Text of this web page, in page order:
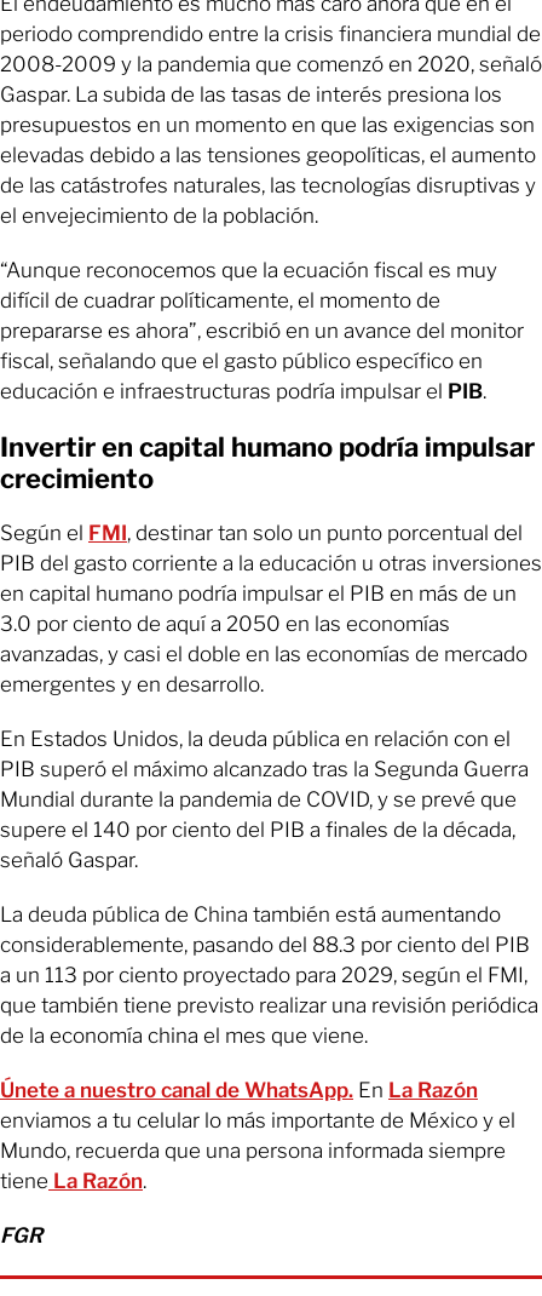
periodo comprendido entre la crisis financiera mundial de
2008-2009 y la pandemia que comenzó en 2020, señaló
Gaspar. La subida de las tasas de interés presiona los
presupuestos en un momento en que las exigencias son
elevadas debido a las tensiones geopolíticas, el aumento
de las catástrofes naturales, las tecnologías disruptivas y
el envejecimiento de la población.
“Aunque reconocemos que la ecuación fiscal es muy
difícil de cuadrar políticamente, el momento de
prepararse es ahora”, escribió en un avance del monitor
fiscal, señalando que el gasto público específico en
educación e infraestructuras podría impulsar el PIB.
Invertir en capital humano podría impulsar
crecimiento
Según el FMI, destinar tan solo un punto porcentual del
PIB del gasto corriente a la educación u otras inversiones
en capital humano podría impulsar el PIB en más de un
3.0 por ciento de aquí a 2050 en las economías
avanzadas, y casi el doble en las economías de mercado
emergentes y en desarrollo.
En Estados Unidos, la deuda pública en relación con el
PIB superó el máximo alcanzado tras la Segunda Guerra
Mundial durante la pandemia de COVID, y se prevé que
supere el 140 por ciento del PIB a finales de la década,
señaló Gaspar.
La deuda pública de China también está aumentando
considerablemente, pasando del 88.3 por ciento del PIB
a un 113 por ciento proyectado para 2029, según el FMI,
que también tiene previsto realizar una revisión periódica
de la economía china el mes que viene.
Únete a nuestro canal de WhatsApp. En La Razón
enviamos a tu celular lo más importante de México y el
Mundo, recuerda que una persona informada siempre
tiene La Razón.
FGR